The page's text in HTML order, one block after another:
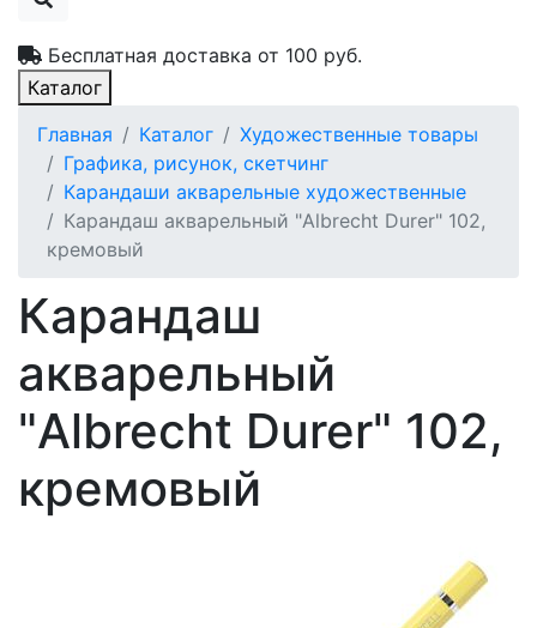
Бесплатная доставка от 100 руб.
Каталог
Главная
Каталог
Художественные товары
Графика, рисунок, скетчинг
Карандаши акварельные художественные
Карандаш акварельный "Albrecht Durer" 102,
кремовый
Карандаш
акварельный
"Albrecht Durer" 102,
кремовый